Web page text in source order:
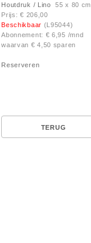
Houtdruk / Lino 55 x 80 cm
Prijs: € 206,00
Beschikbaar (L95044)
Abonnement: € 6,95 /mnd
waarvan € 4,50 sparen
Reserveren
TERUG